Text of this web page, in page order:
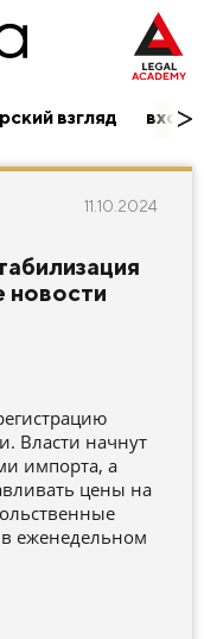
взгляд вход/
11.10.2024
новости
Власти начнут
импорта, а
цены на
еженедельном